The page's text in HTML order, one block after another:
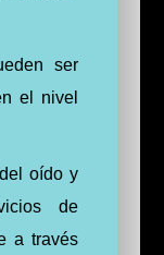
ser
el nivel
oído y
de
a través